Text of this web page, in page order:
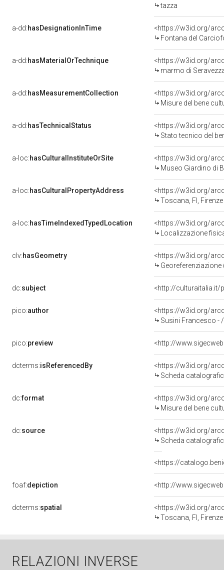
tazza
a-dd:hasDesignationInTime
<https://w3id.org/
Fontana del
a-dd:hasMaterialOrTechnique
<https://w3id.org/
marmo di
a-dd:hasMeasurementCollection
<https://w3id.org/
Misure del bene
a-dd:hasTechnicalStatus
<https://w3id.org/
Stato tecnico del
a-loc:hasCulturalInstituteOrSite
<https://w3id.org/
Museo Giardino di
a-loc:hasCulturalPropertyAddress
<https://w3id.org/
Toscana, FI, Firenze
a-loc:hasTimeIndexedTypedLocation
<https://w3id.org/
Localizzazione
clv:hasGeometry
<https://w3id.org/
Georeferenziazione
dc:subject <http://culturaitalia.it/
pico:author
<https://w3id.org/
Susini Francesco -
pico:preview <http://
dcterms:isReferencedBy
<https://w3id.org/
Scheda
dc:format
<https://w3id.org/
Misure del bene
dc:source
<https://w3id.org/
Scheda
<https://
foaf:depiction <http://
dcterms:spatial
<https://w3id.org/
Toscana, FI, Firenze
RELAZIONI INVERSE